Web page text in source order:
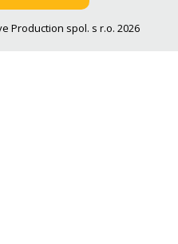
Production spol. s r.o. 2026